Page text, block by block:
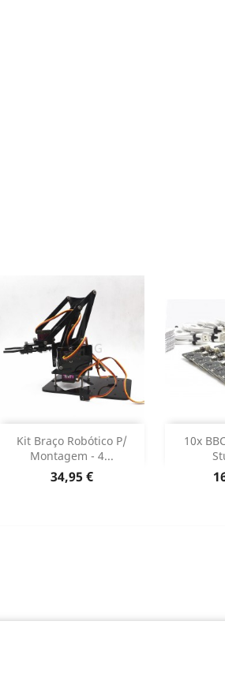
Kit Braço Robótico P/
Montagem - 4...
Preço
34,95 €
Adicionar 
Dados do produto
10x
